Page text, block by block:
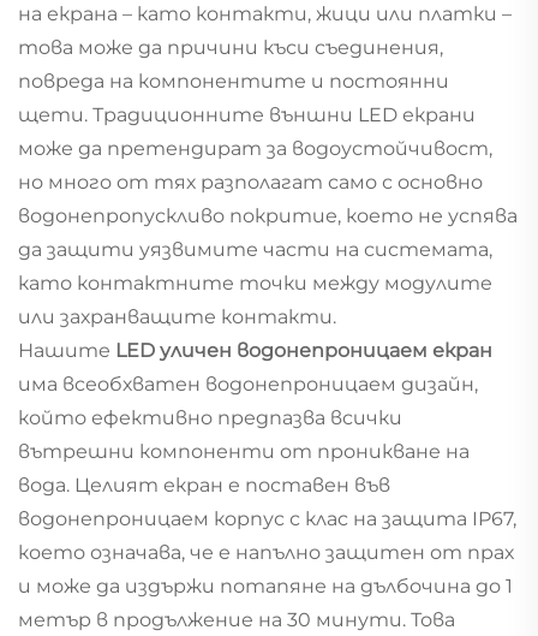
на екрана – като контакти, жици или платки –
това може да причини къси съединения,
повреда на компонентите и постоянни
щети. Традиционните външни LED екрани
може да претендират за водоустойчивост,
но много от тях разполагат само с основно
водонепропускливо покритие, което не успява
да защити уязвимите части на системата,
като контактните точки между модулите
или захранващите контакти.
Нашите LED уличен водонепроницаем екран
има всеобхватен водонепроницаем дизайн,
който ефективно предпазва всички
вътрешни компоненти от проникване на
вода. Целият екран е поставен във
водонепроницаем корпус с клас на защита IP67,
което означава, че е напълно защитен от прах
и може да издържи потапяне на дълбочина до 1
метър в продължение на 30 минути. Това